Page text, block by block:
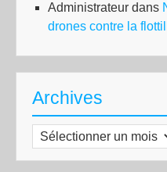
Administrateur dans
drones contre la
Archives
Archives